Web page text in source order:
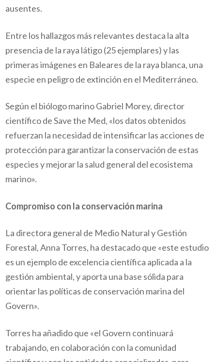
ausentes.
Entre los hallazgos más relevantes destaca la alta
presencia de la raya látigo (25 ejemplares) y las
primeras imágenes en Baleares de la raya blanca, una
especie en peligro de extinción en el Mediterráneo.
Según el biólogo marino Gabriel Morey, director
científico de Save the Med, «los datos obtenidos
refuerzan la necesidad de intensificar las acciones de
protección para garantizar la conservación de estas
especies y mejorar la salud general del ecosistema
marino».
Compromiso con la conservación marina
La directora general de Medio Natural y Gestión
Forestal, Anna Torres, ha destacado que «este estudio
es un ejemplo de excelencia científica aplicada a la
gestión ambiental, y aporta una base sólida para
orientar las políticas de conservación marina del
Govern».
Torres ha añadido que «el Govern continuará
trabajando, en colaboración con la comunidad